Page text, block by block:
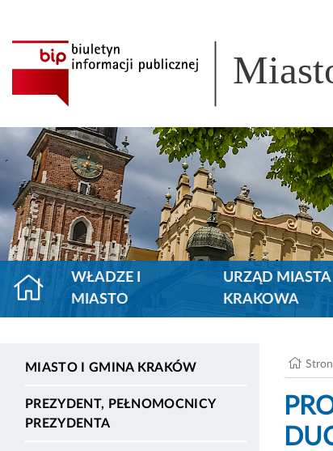
WŁADZE I
MIASTO
URZĄD MIASTA
KRAKOWA
MIASTO I GMINA KRAKÓW
PREZYDENT, PEŁNOMOCNICY
PREZYDENTA